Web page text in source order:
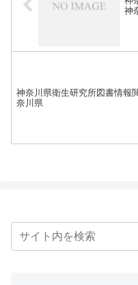
神
神奈川県衛生研究所図書情報
奈川県